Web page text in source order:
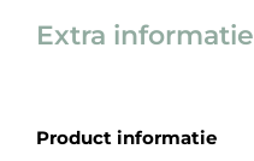
Extra informatie
Product informatie